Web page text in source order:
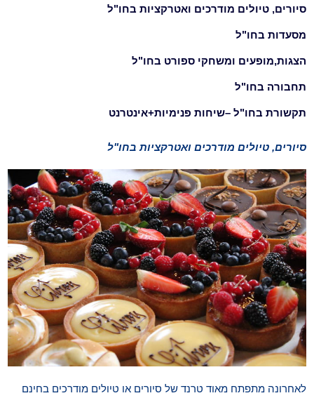
סיורים, טיולים מודרכים ואטרקציות בחו"ל
מסעדות בחו"ל
הצגות,מופעים ומשחקי ספורט בחו"ל
תחבורה בחו"ל
תקשורת בחו"ל –שיחות פנימיות+אינטרנט
סיורים, טיולים מודרכים ואטרקציות בחו"ל
לאחרונה מתפתח מאוד טרנד של סיורים או טיולים מודרכים בחינם